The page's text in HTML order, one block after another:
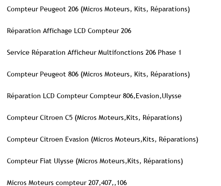
Compteur Peugeot 206 (Micros Moteurs, Kits, Réparations)
Réparation Affichage LCD Compteur 206
Service Réparation Afficheur Multifonctions 206 Phase 1
Compteur Peugeot 806 (Micros Moteurs, Kits, Réparations)
Réparation LCD Compteur Compteur 806,Evasion,Ulysse
Compteur Citroen C5 (Micros Moteurs,Kits, Réparations)
Compteur Citroen Evasion (Micros Moteurs,Kits, Réparations)
Compteur Fiat Ulysse (Micros Moteurs,Kits, Réparations)
Micros Moteurs compteur 207,407,,106